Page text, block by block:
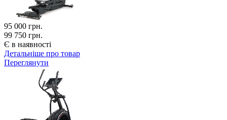
95 000 грн.
99 750 грн.
Є в наявності
Детальніше про товар
Переглянути